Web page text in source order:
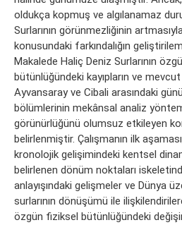
oldukça kopmuş ve algılanamaz
Surlarının görünmezliğinin
konusundaki farkındalığın
Makalede Haliç Deniz Surlarının
bütünlüğündeki kayıpların ve
Ayvansaray ve Cibali arasındaki
bölümlerinin mekânsal analiz
görünürlüğünü olumsuz etkileyen
belirlenmiştir. Çalışmanın ilk
kronolojik gelişimindeki kentsel
belirlenen dönüm noktaları
anlayışındaki gelişmeler ve Dünya
surlarının dönüşümü ile
özgün ﬁziksel bütünlüğündeki